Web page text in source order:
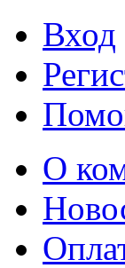
Вход
О